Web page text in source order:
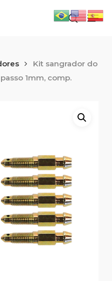
search
Kit sangrador do
1mm, comp.